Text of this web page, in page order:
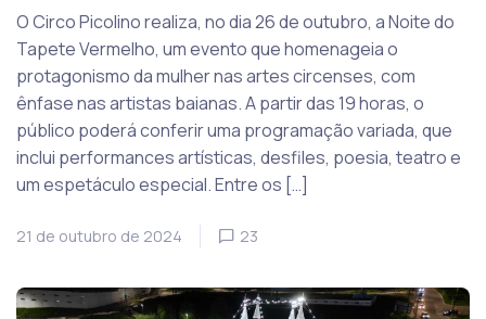
O Circo Picolino realiza, no dia 26 de outubro, a Noite do
Tapete Vermelho, um evento que homenageia o
protagonismo da mulher nas artes circenses, com
ênfase nas artistas baianas. A partir das 19 horas, o
público poderá conferir uma programação variada, que
inclui performances artísticas, desfiles, poesia, teatro e
um espetáculo especial. Entre os […]
21 de outubro de 2024 23